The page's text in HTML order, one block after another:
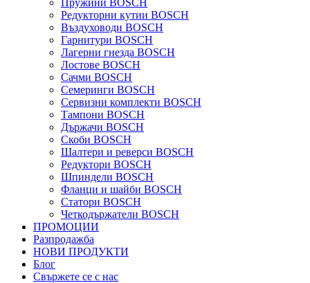
Пружини BOSCH
Редукторни кутии BOSCH
Въздуховоди BOSCH
Гарнитури BOSCH
Лагерни гнезда BOSCH
Лостове BOSCH
Сачми BOSCH
Семеринги BOSCH
Сервизни комплекти BOSCH
Тампони BOSCH
Държачи BOSCH
Скоби BOSCH
Шалтери и реверси BOSCH
Редуктори BOSCH
Шпиндели BOSCH
Фланци и шайби BOSCH
Статори BOSCH
Четкодържатели BOSCH
ПРОМОЦИИ
Разпродажба
НОВИ ПРОДУКТИ
Блог
Свържете се с нас